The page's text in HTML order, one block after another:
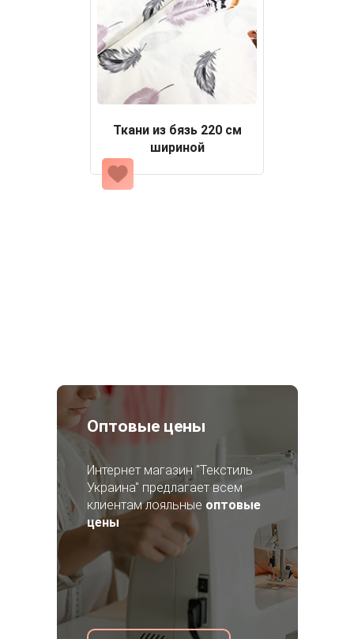
Ткани из бязь 220 см
шириной
Оптовые цены
Интернет магазин "Текстиль
Украина" предлагает всем
клиентам лояльные оптовые
цены